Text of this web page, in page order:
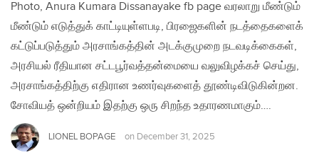
Photo, Anura Kumara Dissanayake fb page வரலாறு மீண்டும்
மீண்டும் எடுத்துக் காட்டியுள்ளபடி, பிரஜைகளின் நடத்தைகளைக்
கட்டுப்படுத்தும் அரசாங்கத்தின் அடக்குமுறை நடவடிக்கைகள்,
அரசியல் ரீதியான சட்டபூர்வத்தன்மையை வலுவிழக்கச் செய்து,
அரசாங்கத்திற்கு எதிரான உணர்வுகளைத் தூண்டிவிடுகின்றன.
சோவியத் ஒன்றியம் இதற்கு ஒரு சிறந்த உதாரணமாகும்….
LIONEL BOPAGE on December 31, 2025